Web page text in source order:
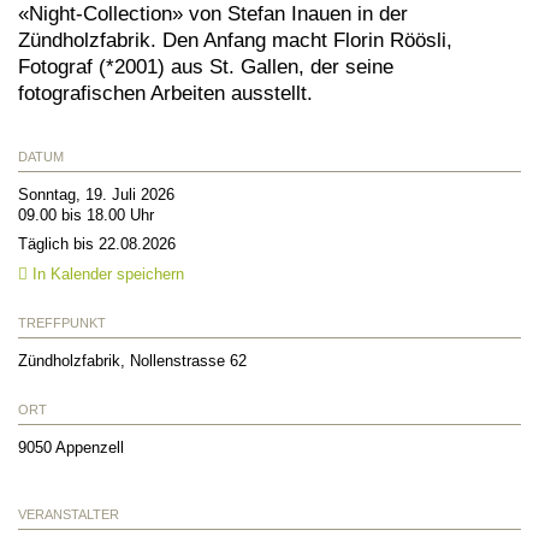
«Night-Collection» von Stefan Inauen in der
Zündholzfabrik. Den Anfang macht Florin Röösli,
Fotograf (*2001) aus St. Gallen, der seine
fotografischen Arbeiten ausstellt.
DATUM
Sonntag, 19. Juli 2026
09.00 bis 18.00 Uhr
Täglich bis 22.08.2026
In Kalender speichern
TREFFPUNKT
Zündholzfabrik, Nollenstrasse 62
ORT
9050 Appenzell
VERANSTALTER